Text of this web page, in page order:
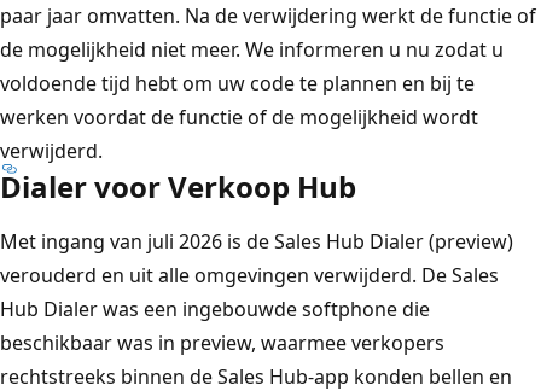
paar jaar omvatten. Na de verwijdering werkt de functie of
de mogelijkheid niet meer. We informeren u nu zodat u
voldoende tijd hebt om uw code te plannen en bij te
werken voordat de functie of de mogelijkheid wordt
verwijderd.
Dialer voor Verkoop Hub
Met ingang van juli 2026 is de Sales Hub Dialer (preview)
verouderd en uit alle omgevingen verwijderd. De Sales
Hub Dialer was een ingebouwde softphone die
beschikbaar was in preview, waarmee verkopers
rechtstreeks binnen de Sales Hub-app konden bellen en